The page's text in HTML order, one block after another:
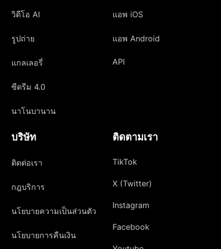
วิดีโอ AI
รูปถ่าย
แกลเลอรี่
ซีดรีม 4.0
นาโนบานาน
แอพ iOS
แอพ Android
API
บริษัท
ติดต่อเรา
กฎบริการ
นโยบายความเป็นส่วนตัว
นโยบายการคืนเงิน
ติดตามเรา
TikTok
X (Twitter)
Instagram
Facebook